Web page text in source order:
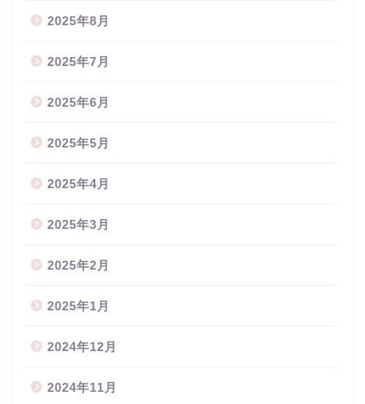
2025年8月
2025年7月
2025年6月
2025年5月
2025年4月
2025年3月
2025年2月
2025年1月
2024年12月
2024年11月